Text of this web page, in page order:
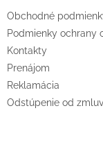
Obchodné
Podmienky ochrany
Kontakty
Prenájom
Reklamácia
Odstúpenie od